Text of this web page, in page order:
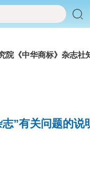
院 《中华商标》杂志社
”有关问题的说